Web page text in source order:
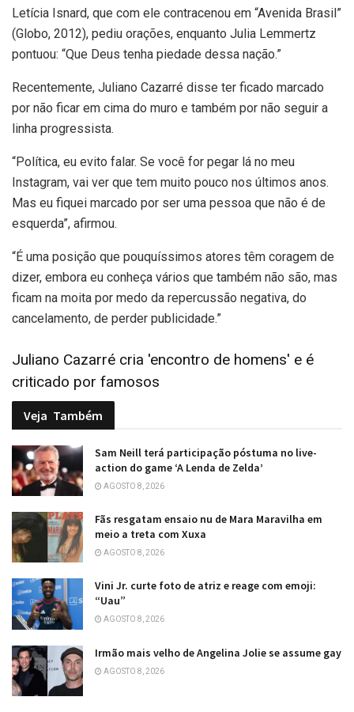
Letícia Isnard, que com ele contracenou em “Avenida Brasil”
(Globo, 2012), pediu orações, enquanto Julia Lemmertz
pontuou: “Que Deus tenha piedade dessa nação.”
Recentemente, Juliano Cazarré disse ter ficado marcado
por não ficar em cima do muro e também por não seguir a
linha progressista.
“Política, eu evito falar. Se você for pegar lá no meu
Instagram, vai ver que tem muito pouco nos últimos anos.
Mas eu fiquei marcado por ser uma pessoa que não é de
esquerda”, afirmou.
“É uma posição que pouquíssimos atores têm coragem de
dizer, embora eu conheça vários que também não são, mas
ficam na moita por medo da repercussão negativa, do
cancelamento, de perder publicidade.”
Juliano Cazarré cria 'encontro de homens' e é
criticado por famosos
Veja Também
Sam Neill terá participação póstuma no live-
action do game ‘A Lenda de Zelda’
AGOSTO 8, 2026
Fãs resgatam ensaio nu de Mara Maravilha em
meio a treta com Xuxa
AGOSTO 8, 2026
Vini Jr. curte foto de atriz e reage com emoji:
“Uau”
AGOSTO 8, 2026
Irmão mais velho de Angelina Jolie se assume gay
AGOSTO 8, 2026